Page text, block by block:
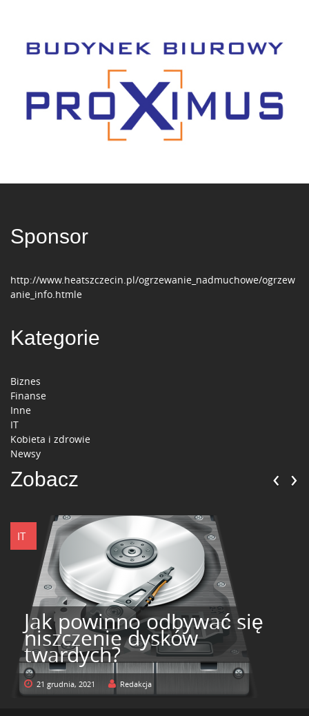
Sponsor
http://www.heatszczecin.pl/ogrzewanie_nadmuchowe/ogrzew
anie_info.htmle
Kategorie
Biznes
Finanse
Inne
IT
Kobieta i zdrowie
Newsy
Zobacz
IT
Jak powinno odbywać się
niszczenie dysków
twardych?
21 grudnia, 2021 Redakcja
‹ ›